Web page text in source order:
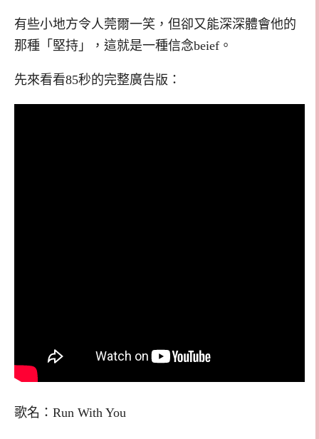
有些小地方令人莞爾一笑，但卻又能深深體會他的
那種「堅持」，這就是一種信念beief。
先來看看85秒的完整廣告版：
歌名：Run With You